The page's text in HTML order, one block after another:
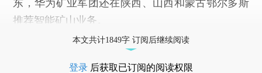
东，华为矿业军团还在陕西、山西和蒙古鄂尔多斯
推荐智能矿山业务。
本文共计1849字 订阅后继续阅读
登录 后获取已订阅的阅读权限